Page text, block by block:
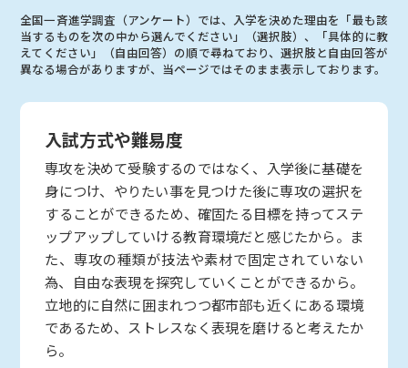
全国一斉進学調査（アンケート）では、入学を決めた理由を「最も該
当するものを次の中から選んでください」（選択肢）、「具体的に教
えてください」（自由回答）の順で尋ねており、選択肢と自由回答が
異なる場合がありますが、当ページではそのまま表示しております。
入試方式や難易度
専攻を決めて受験するのではなく、入学後に基礎を
身につけ、やりたい事を見つけた後に専攻の選択を
することができるため、確固たる目標を持ってステ
ップアップしていける教育環境だと感じたから。ま
た、専攻の種類が技法や素材で固定されていない
為、自由な表現を探究していくことができるから。
立地的に自然に囲まれつつ都市部も近くにある環境
であるため、ストレスなく表現を磨けると考えたか
ら。